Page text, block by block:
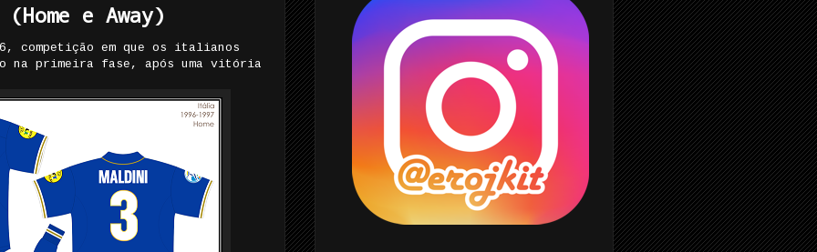
e Away)
competição em que os italianos
na primeira fase, após uma vitória